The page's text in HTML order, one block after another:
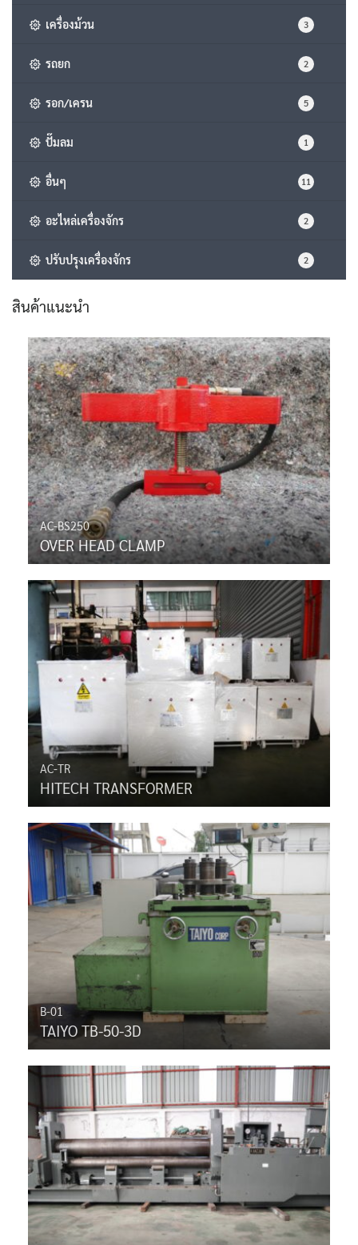
เครื่องม้วน 3
รถยก 2
รอก/เครน 5
ปั๊มลม 1
อื่นๆ 11
อะไหล่เครื่องจักร 2
ปรับปรุงเครื่องจักร 2
สินค้าแนะนำ
AC-BS250
OVER HEAD CLAMP
AC-TR
HITECH TRANSFORMER
B-01
TAIYO TB-50-3D